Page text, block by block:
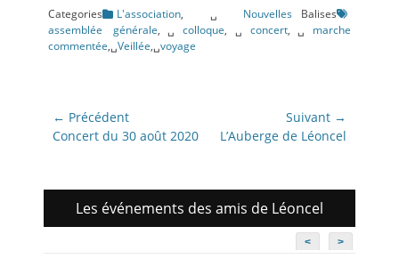
Categories L'association,␣ Nouvelles
Balises
assemblée générale,␣colloque,␣ concert,␣ marche
commentée,␣Veillée,␣voyage
Navigation
de
← Précédent
Article
Concert du 30 août 2020
Suivant →
ArticleL’Auberge de Léoncel
Les événements des amis de Léoncel
< >